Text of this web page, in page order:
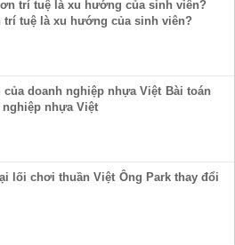
tuệ là xu hướng của sinh viên?
Bài toán
nhựa Việt
Ông Park thay đổi